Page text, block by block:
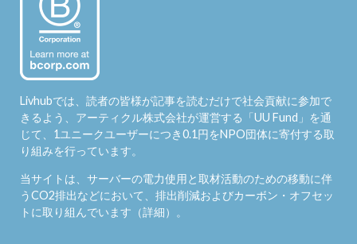
Livhubでは、読者の皆様が記事を読むだけで社会貢献に参加で
きるよう、アーティクル株式会社が運営する「UU Fund 」を通
じて、1ユニークユーザーにつき0.1円をNPO団体に寄付する取
り組みを行っています。
当サイトは、サーバーの電力使用と取材活動のための移動に伴
うCO2排出などにおいて、排出削減およびカーボン・オフセッ
トに取り組んでいます（詳細）。